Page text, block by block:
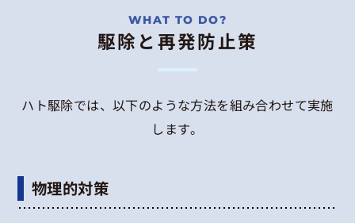
駆除と再発防止策
ハト駆除では、以下のような方法を組み合わせて実施
します。
物理的対策